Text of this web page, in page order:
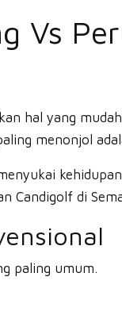
Vs
hal yang
menonjol
Candigolf di
paling umum.